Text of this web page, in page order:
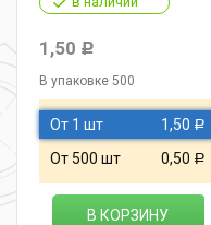
1,50 Р
В упаковке 500
От 1 шт 1,50 Р
От 500 шт 0,50 Р
В КОРЗИНУ